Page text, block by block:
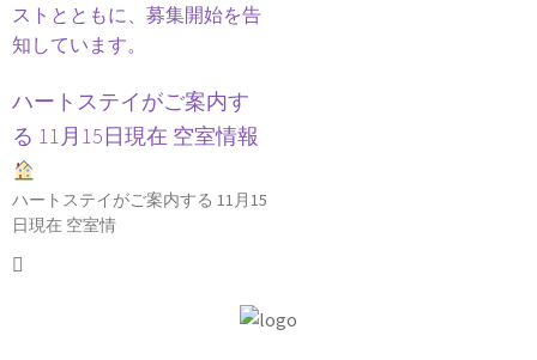
ハートステイがご案内す
る 11月15日現在 空室情報
ハートステイがご案内する 11月15
日現在 空室情